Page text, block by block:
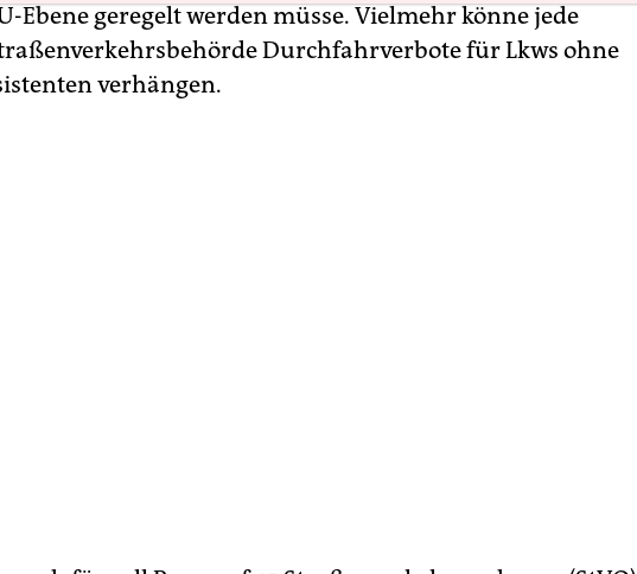
Ebene geregelt werden müsse. Vielmehr könne jede
Durchfahrverbote für Lkws ohne
verhängen.